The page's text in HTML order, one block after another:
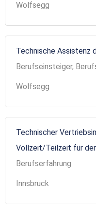
Wolfsegg
Technische Assistenz
Berufseinsteiger,
Wolfsegg
Technischer
Vollzeit/Teilzeit für
Berufserfahrung
Innsbruck